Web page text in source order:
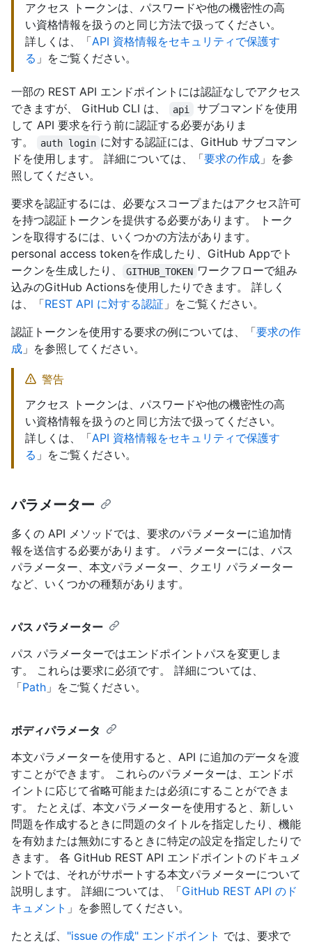
アクセス トークンは、パスワードや他の機密性の高
い資格情報を扱うのと同じ方法で扱ってください。
詳しくは、「API 資格情報をセキュリティで保護す
る 」をご覧ください。
一部の REST API エンドポイントには認証なしでアクセス
できますが、 GitHub CLI は、
api
サブコマンドを使用
して API 要求を行う前に認証する必要がありま
す。
auth login に対する認証には、GitHub サブコマン
ドを使用します。 詳細については、「要求の作成 」を参
照してください。
要求を認証するには、必要なスコープまたはアクセス許可
を持つ認証トークンを提供する必要があります。 トーク
ンを取得するには、いくつかの方法があります。
personal access tokenを作成したり、GitHub Appでト
ークンを生成したり、
GITHUB_TOKEN ワークフローで組み
込みのGitHub Actionsを使用したりできます。 詳しく
は、「REST API に対する認証 」をご覧ください。
認証トークンを使用する要求の例については、「要求の作
成 」を参照してください。
警告
アクセス トークンは、パスワードや他の機密性の高
い資格情報を扱うのと同じ方法で扱ってください。
詳しくは、「API 資格情報をセキュリティで保護す
る 」をご覧ください。
パラメーター
多くの API メソッドでは、要求のパラメーターに追加情
報を送信する必要があります。 パラメーターには、パス
パラメーター、本文パラメーター、クエリ パラメーター
など、いくつかの種類があります。
パス パラメーター
パス パラメーターではエンドポイントパスを変更しま
す。 これらは要求に必須です。 詳細については、
「Path 」をご覧ください。
ボディパラメータ
本文パラメーターを使用すると、API に追加のデータを渡
すことができます。 これらのパラメーターは、エンドポ
イントに応じて省略可能または必須にすることができま
す。 たとえば、本文パラメーターを使用すると、新しい
問題を作成するときに問題のタイトルを指定したり、機能
を有効または無効にするときに特定の設定を指定したりで
きます。 各 GitHub REST API エンドポイントのドキュメ
ントでは、それがサポートする本文パラメーターについて
説明します。 詳細については、「GitHub REST API のド
キュメント 」を参照してください。
たとえば、 "issue の作成" エンドポイント では、要求で